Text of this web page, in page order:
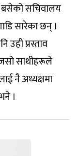
बसेको सचिवालय
सारेका छन् ।
प्रस्ताव
साथीहरूले
नै अध्यक्षमा
।